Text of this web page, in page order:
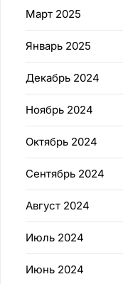
Март 2025
Январь 2025
Декабрь 2024
Ноябрь 2024
Октябрь 2024
Сентябрь 2024
Август 2024
Июль 2024
Июнь 2024